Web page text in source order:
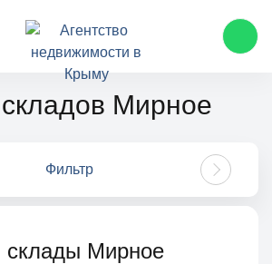
складов Мирное
Фильтр
склады Мирное